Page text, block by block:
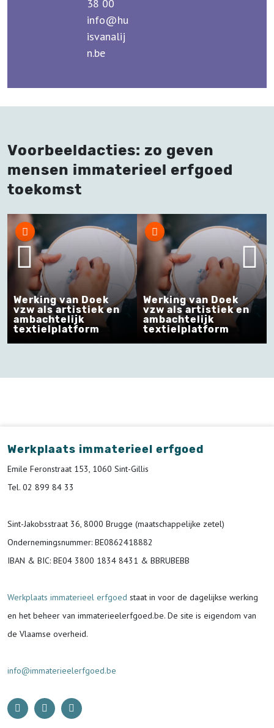
38 00
info@hu
isvanalij
n.be
Voorbeeldacties: zo geven
mensen immaterieel erfgoed
toekomst
Werking van Doek
vzw als artistiek en
ambachtelijk
textielplatform
Werking van Doek
vzw als artistiek en
ambachtelijk
textielplatform
Werkplaats immaterieel erfgoed
Emile Feronstraat 153, 1060 Sint-Gillis
Tel. 02 899 84 33
Sint-Jakobsstraat 36, 8000 Brugge (maatschappelijke zetel)
Ondernemingsnummer: BE0862418882
IBAN & BIC: BE04 3800 1834 8431 & BBRUBEBB
Werkplaats immaterieel erfgoed staat in voor de dagelijkse werking
en het beheer van immaterieelerfgoed.be. De site is eigendom van
de Vlaamse overheid.
info@immaterieelerfgoed.be